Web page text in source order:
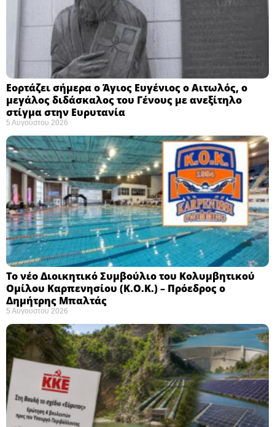
Εορτάζει σήμερα ο Άγιος Ευγένιος ο Αιτωλός, ο
μεγάλος διδάσκαλος του Γένους με ανεξίτηλο
στίγμα στην Ευρυτανία
5 Αυγούστου 2026
Το νέο Διοικητικό Συμβούλιο του Κολυμβητικού
Ομίλου Καρπενησίου (Κ.Ο.Κ.) – Πρόεδρος ο
Δημήτρης Μπαλτάς
5 Αυγούστου 2026